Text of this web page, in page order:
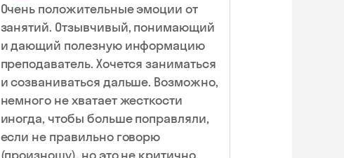
Очень положительные эмоции от
занятий. Отзывчивый, понимающий
и дающий полезную информацию
преподаватель. Хочется заниматься
и созваниваться дальше. Возможно,
немного не хватает жесткости
иногда, чтобы больше поправляли,
если не правильно говорю